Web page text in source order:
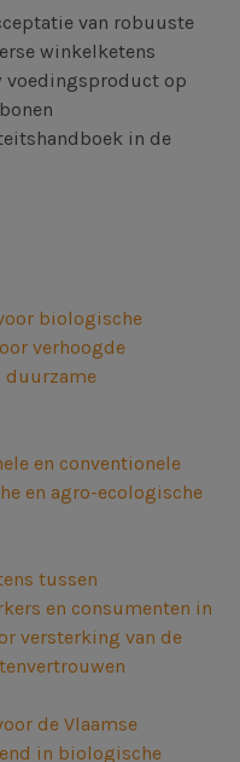
van robuuste
winkelketens
voedingsproduct op
in de
biologische
verhoogde
duurzame
en conventionele
en agro-ecologische
tussen
en consumenten in
versterking van de
de Vlaamse
in biologische